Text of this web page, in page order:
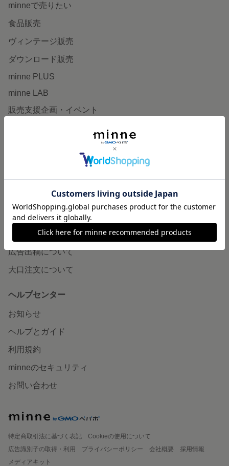
minneで売りたい
食品販売
ヴィンテージ販売
ダウンロード販売
minne PLUS
minne LAB
販売支援企画・イベント
minneとものづくりと
minneの本
企業の方へ
広告出稿について
大口注文について
ヘルプセンター
お知らせ
ヘルプとガイド
利用規約
minneのセキュリティ
お問い合わせ
特定商取引法に基づく表記
Cookieの使用について
広告識別子の取得・利用
プライバシーポリシー 会社概要
採用情報
メディアキット